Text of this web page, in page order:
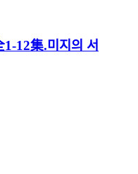
12集.미지의 서